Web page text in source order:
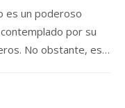
es un poderoso
por su
No obstante, es…